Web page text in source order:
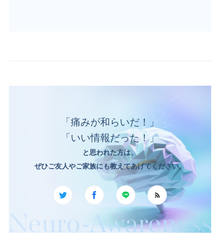
「痛みが和らいだ！」
「いい情報だった！」
と思われた方は、
ぜひご友人やご家族にも教えてあげてください。